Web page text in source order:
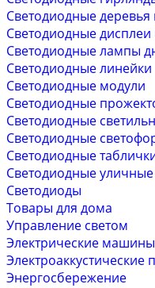
Светодиодные деревья
Светодиодные дисплеи
Светодиодные лампы
Светодиодные линейки
Светодиодные модули
Светодиодные
Светодиодные
Светодиодные
Светодиодные
Светодиодные
Светодиоды
Товары для дома
Управление светом
Электрические машины
Электроаккустические
Энергосбережение